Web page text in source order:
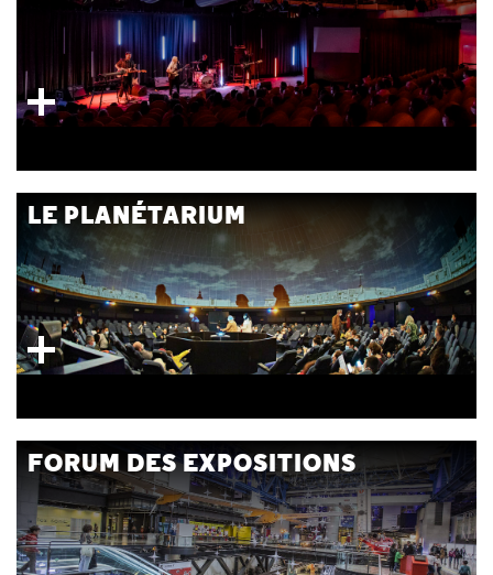
LE PLANÉTARIUM
FORUM DES EXPOSITIONS